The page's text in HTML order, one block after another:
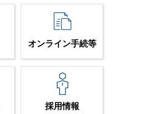
オンライン手続等
採用情報